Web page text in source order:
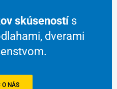
skúsenostís
dverami
O NÁS